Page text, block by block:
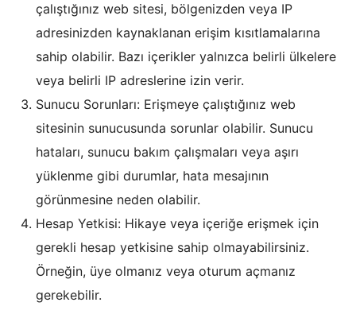
çalıştığınız web sitesi, bölgenizden veya IP
adresinizden kaynaklanan erişim kısıtlamalarına
sahip olabilir. Bazı içerikler yalnızca belirli ülkelere
veya belirli IP adreslerine izin verir.
Sunucu Sorunları: Erişmeye çalıştığınız web
sitesinin sunucusunda sorunlar olabilir. Sunucu
hataları, sunucu bakım çalışmaları veya aşırı
yüklenme gibi durumlar, hata mesajının
görünmesine neden olabilir.
Hesap Yetkisi: Hikaye veya içeriğe erişmek için
gerekli hesap yetkisine sahip olmayabilirsiniz.
Örneğin, üye olmanız veya oturum açmanız
gerekebilir.